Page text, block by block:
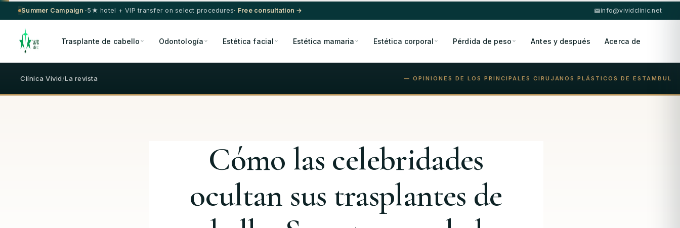
Summer Campaign ·5★ hotel + VIP transfer on select procedures· Free consultation → info@vividclinic.net
Trasplante de cabello Odontología Estética facial Estética mamaria Estética corporal Pérdida de peso Antes y después Acerca de
Clínica Vivid/La revista — OPINIONES DE LOS PRINCIPALES CIRUJANOS PLÁSTICOS DE ESTAMBUL
Cómo las celebridades
ocultan sus trasplantes de